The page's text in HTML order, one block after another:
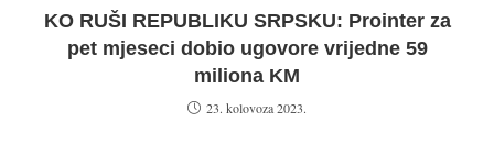
KO RUŠI REPUBLIKU SRPSKU: Prointer za
pet mjeseci dobio ugovore vrijedne 59
miliona KM
23. kolovoza 2023.